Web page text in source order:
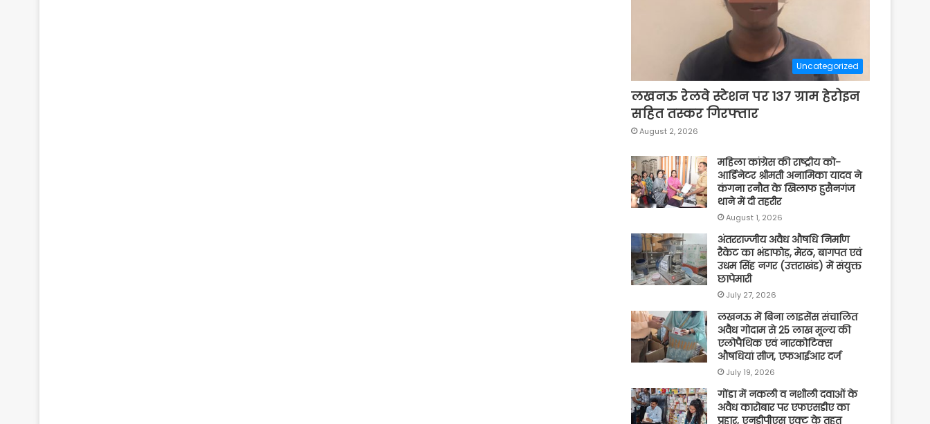
Uncategorized
लखनऊ रेलवे स्टेशन पर 137 ग्राम हेरोइन
सहित तस्कर गिरफ्तार
August 2, 2026
महिला कांग्रेस की राष्ट्रीय को-
आर्डिनेटर श्रीमती अनामिका यादव ने
कंगना रनौत के खिलाफ हुसैनगंज
थाने में दी तहरीर
August 1, 2026
अंतरराज्जीय अवैध औषधि निर्माण
रैकेट का भंडाफोड़, मेरठ, बागपत एवं
उधम सिंह नगर (उत्तराखंड) में संयुक्त
छापेमारी
July 27, 2026
लखनऊ में बिना लाइसेंस संचालित
अवैध गोदाम से 25 लाख मूल्य की
एलोपैथिक एवं नारकोटिक्स
औषधियां सीज, एफआईआर दर्ज
July 19, 2026
गोंडा में नकली व नशीली दवाओं के
अवैध कारोबार पर एफएसडीए का
प्रहार, एनडीपीएस एक्ट के तहत